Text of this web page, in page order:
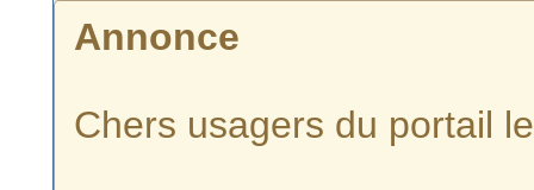
Annonce
Chers usagers du portail